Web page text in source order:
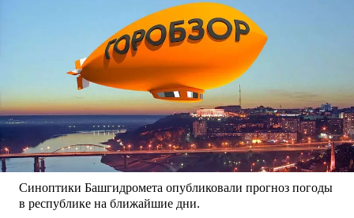
Синоптики Башгидромета опубликовали прогноз погоды
в республике на ближайшие дни.